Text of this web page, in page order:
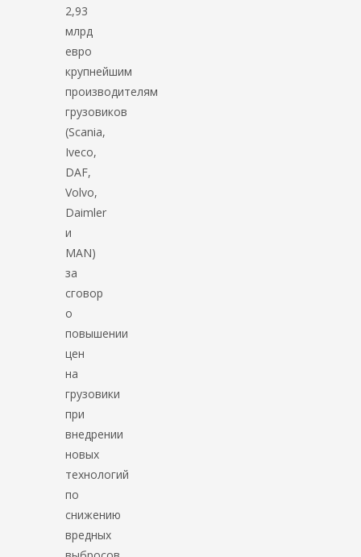
2,93
млрд
евро
крупнейшим
производителям
грузовиков
(Scania,
Iveco,
DAF,
Volvo,
Daimler
и
MAN)
за
сговор
о
повышении
цен
на
грузовики
при
внедрении
новых
технологий
по
снижению
вредных